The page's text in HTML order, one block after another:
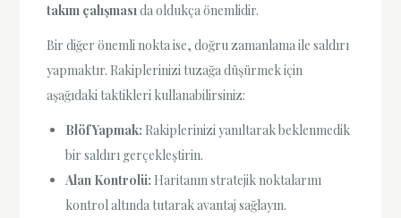
takım çalışması da oldukça önemlidir.
Bir diğer önemli nokta ise, doğru zamanlama ile saldırı
yapmaktır. Rakiplerinizi tuzağa düşürmek için
aşağıdaki taktikleri kullanabilirsiniz:
Blöf Yapmak: Rakiplerinizi yanıltarak beklenmedik
bir saldırı gerçekleştirin.
Alan Kontrolü: Haritanın stratejik noktalarını
kontrol altında tutarak avantaj sağlayın.